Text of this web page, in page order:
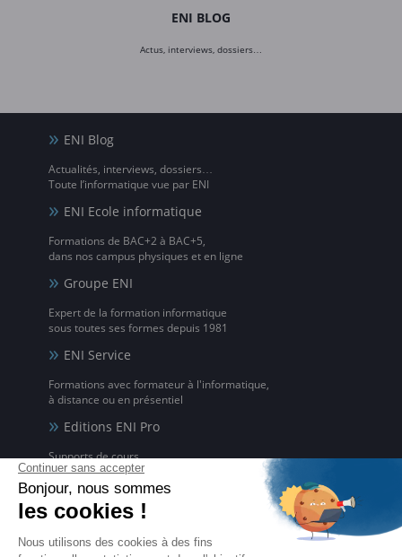
ENI BLOG
Actus, interviews, dossiers…
ENI Blog
Actualités, interviews, dossiers…
Toute l’informatique vue par ENI
ENI Ecole informatique
Formations de BAC+2 à BAC+5,
dans nos campus physiques et en ligne
Groupe ENI
Expert de la formation informatique
sous toutes ses formes depuis 1981
ENI Service
Formations avec formateur à l'informatique,
à distance ou en présentiel
Editions ENI Pro
Supports de cours
pour les organismes de formation
ENI elearning
La solution de formation à l'informatique en ligne,
disponible en 5 langues